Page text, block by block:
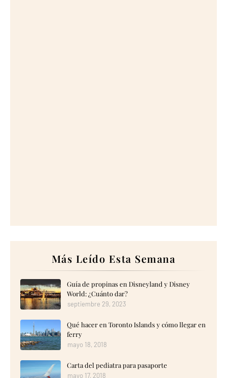
Más Leído Esta Semana
Guía de propinas en Disneyland y Disney
World: ¿Cuánto dar?
septiembre 29, 2023
Qué hacer en Toronto Islands y cómo llegar en
ferry
mayo 18, 2018
Carta del pediatra para pasaporte
mayo 17, 2018